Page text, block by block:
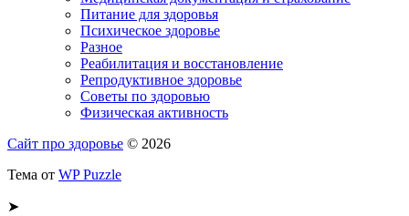
Питание для здоровья
Психическое здоровье
Разное
Реабилитация и восстановление
Репродуктивное здоровье
Советы по здоровью
Физическая активность
Сайт про здоровье © 2026
Тема от WP Puzzle
➤